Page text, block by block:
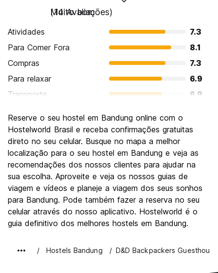
Muito bom
(14 Avaliações)
Atividades
7.3
Para Comer Fora
8.1
Compras
7.3
Para relaxar
6.9
Transporte
6.9
Cultura
7.4
Festas / vida noturna
Custo-beneficio
8.0
Reserve o seu hostel em Bandung online com o
Hostelworld Brasil e receba confirmações gratuitas
direto no seu celular. Busque no mapa a melhor
localização para o seu hostel em Bandung e veja as
recomendações dos nossos clientes para ajudar na
sua escolha. Aproveite e veja os nossos guias de
viagem e vídeos e planeje a viagem dos seus sonhos
para Bandung. Pode também fazer a reserva no seu
celular através do nosso aplicativo. Hostelworld é o
guia definitivo dos melhores hostels em Bandung.
Hostels Bandung D&D Backpackers Guesthouse